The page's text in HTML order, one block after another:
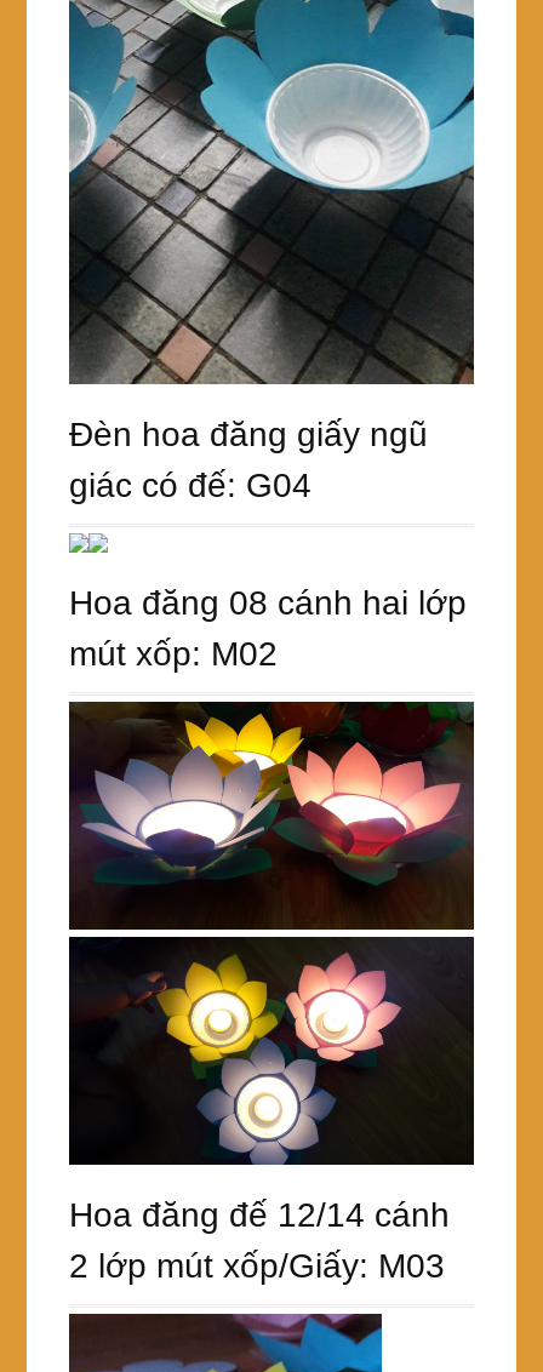
Đèn hoa đăng giấy ngũ
giác có đế: G04
Hoa đăng 08 cánh hai lớp
mút xốp: M02
Hoa đăng đế 12/14 cánh
2 lớp mút xốp/Giấy: M03